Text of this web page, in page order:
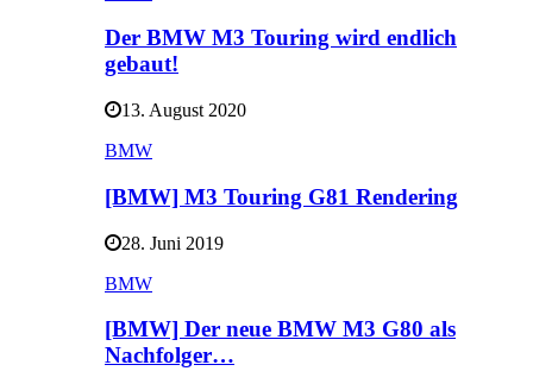
Der BMW M3 Touring wird endlich
gebaut!
13. August 2020
BMW
[BMW] M3 Touring G81 Rendering
28. Juni 2019
BMW
[BMW] Der neue BMW M3 G80 als
Nachfolger…